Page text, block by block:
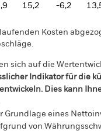
15,2 -6,2
Kosten
sich auf die
Indikator für die
Dies kann
Grundlage eines
von